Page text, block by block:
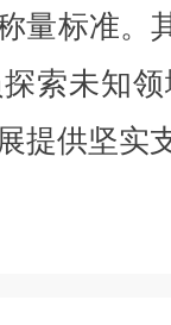
量标准。
索未知
提供坚实